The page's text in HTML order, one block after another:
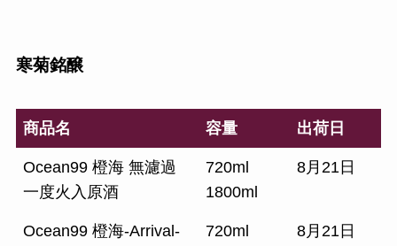
寒菊銘醸
商品名 容量 出荷日
Ocean99 橙海 無濾過
一度火入原酒
720ml
1800ml
8月21日
Ocean99 橙海-Arrival-
720ml
8月21日